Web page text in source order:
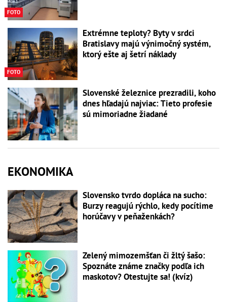
FOTO
FOTO
Extrémne teploty? Byty v srdci
Bratislavy majú výnimočný systém,
ktorý ešte aj šetrí náklady
Slovenské železnice prezradili, koho
dnes hľadajú najviac: Tieto profesie
sú mimoriadne žiadané
EKONOMIKA
Slovensko tvrdo dopláca na sucho:
Burzy reagujú rýchlo, kedy pocítime
horúčavy v peňaženkách?
Zelený mimozemšťan či žltý šašo:
Spoznáte známe značky podľa ich
maskotov? Otestujte sa! (kvíz)